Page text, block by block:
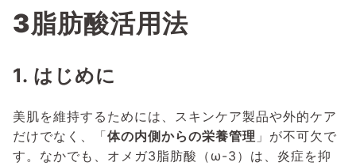
3脂肪酸活用法
1. はじめに
美肌を維持するためには、スキンケア製品や外的ケア
だけでなく、「体の内側からの栄養管理 」が不可欠で
す。なかでも、オメガ3脂肪酸（ω-3）は、炎症を抑